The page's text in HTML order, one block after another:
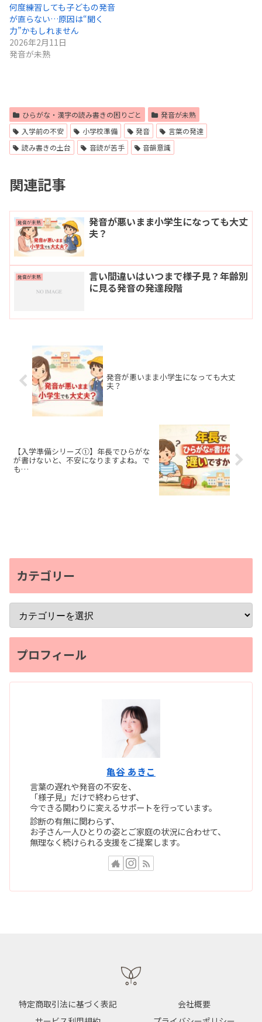
何度練習しても子どもの発音
が直らない…原因は“聞く
力”かもしれません
2026年2月11日
発音が未熟
ひらがな・漢字の読み書きの困りごと
発音が未熟
入学前の不安
小学校準備 発音
言葉の発達
読み書きの土台
音読が苦手 音韻意識
関連記事
発音が未熟
発音が悪いまま小学生になっても大丈
夫？
発音が未熟
言い間違いはいつまで様子見？年齢別
に見る発音の発達段階
発音が悪いまま小学生になっても大丈
夫？
【入学準備シリーズ①】年長でひらがな
が書けないと、不安になりますよね。で
も…
カテゴリー
プロフィール
亀谷 あきこ
言葉の遅れや発音の不安を、
「様子見」だけで終わらせず、
今できる関わりに変えるサポートを行っています。
診断の有無に関わらず、
お子さん一人ひとりの姿とご家庭の状況に合わせて、
無理なく続けられる支援をご提案します。
特定商取引法に基づく表記
会社概要